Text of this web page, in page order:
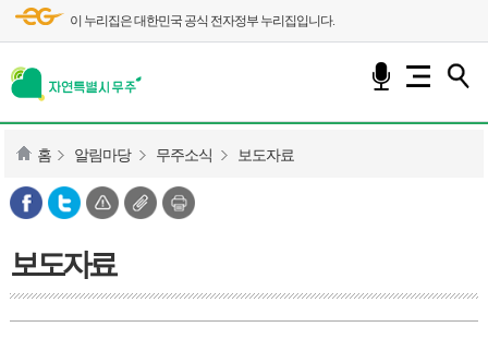
이 누리집은 대한민국 공식 전자정부 누리집입니다.
홈 알림마당 무주소식 보도자료
보도자료